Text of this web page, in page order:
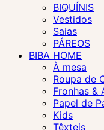
BIQUÍNIS
Vestidos
Saias
PÁREOS
BIBA HOME
À mesa
Roupa de
Fronhas &
Papel de
Kids
Têxteis